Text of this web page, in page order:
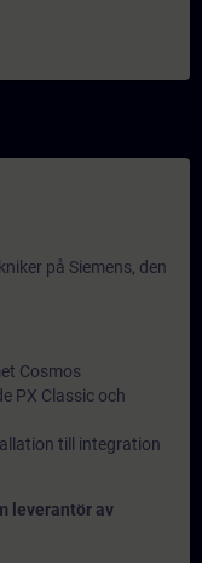
på Siemens, den
Cosmos
PX Classic och
till integration
leverantör av